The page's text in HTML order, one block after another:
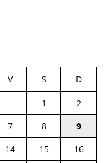
V S D
1
2
7 8
9
14 15
16